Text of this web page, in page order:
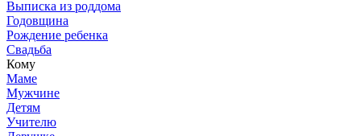
Выписка из роддома
Годовщина
Рождение ребенка
Свадьба
Кому
Маме
Мужчине
Детям
Учителю